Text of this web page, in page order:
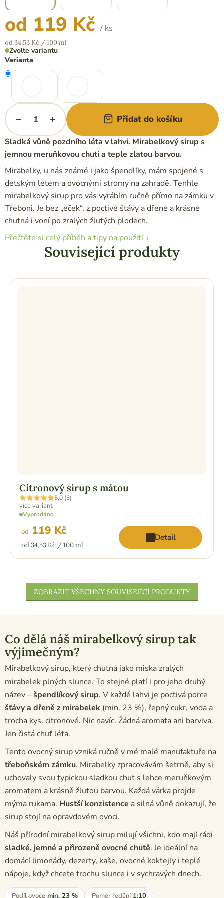
od 119 Kč / ks
Měrná
cena:
od 34,53 Kč / 100 ml
Zvolte variantu
Varianta
+
− Přidat do košíku
Sladká vůně pozdního léta v lahvi. Mirabelkový sirup s
jemnou meruňkovou chutí a teple zlatou barvou.
Mirabelky, u nás známé i jako špendlíky, mám spojené s
dětským létem a ovocnými stromy na zahradě. Tenhle
mirabelkový sirup pro vás vyrábím ručně přímo na zámku v
Třeboni. Je bez „éček“, z poctivé šťávy a dřeně a krásně
chutná i voní po zralých žlutých plodech.
Přečtěte si celý příběh a tipy na použití ↓
Související produkty
Citronový sirup s mátou
Průměrné
hodnocení
produktu
je
z
hvězdiček.
5,0 (3)
více variant
Vyprodáno
od 119 Kč
Měrná
od 34,53 Kč / 100 ml
Detail
ZOBRAZIT VŠECHNY SOUVISEJÍCÍ PRODUKTY
Co dělá náš mirabelkový sirup tak
výjimečným?
Mirabelkový sirup, který chutná jako miska zralých
mirabelek plných slunce. To stejné platí i pro jeho druhý
název –špendlíkový sirup. V každé lahvi je poctivá porce
šťávy a dřeně z mirabelek (min. 23 %), řepný cukr, voda a
trocha kys. citronové. Nic navíc. Žádná aromata ani barviva.
Jen čistá chuť léta.
Tento ovocný sirup vzniká ručně v mé malé manufaktuře na
třeboňském zámku. Mirabelky zpracovávám šetrně, aby si
uchovaly svou typickou sladkou chuť s lehce meruňkovým
aromatem a krásně žlutou barvou. Každá várka projde
mýma rukama. Hustší konzistence a silná vůně dokazují, že
sirup stojí na opravdovém ovoci.
Náš přírodní mirabelkový sirup milují všichni, kdo mají rádi
sladké, jemné a přirozeně ovocné chutě. Je ideální na
domácí limonády, dezerty, kaše, ovocné koktejly i teplé
nápoje, když chcete trochu slunce i v sychravých dnech.
Podíl ovoce min. 23 % Poměr ředění 1:10